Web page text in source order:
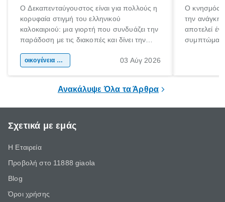
Ο Δεκαπενταύγουστος είναι για πολλούς η
κορυφαία στιγμή του ελληνικού
καλοκαιριού: μια γιορτή που συνδυάζει την
παράδοση με τις διακοπές και δίνει την
χώρας. Είτε πρόκειται για λίγες μέρες
οικογένεια & παιδί 03 Αύγ 2026
Ο κνησμός
την ανάγκη
αποτελεί
Ανακάλυψε Όλα τα Άρθρα
Σχετικά με εμάς
Η Εταιρεία
Προβολή στο 11888 giaola
Blog
Όροι χρήσης